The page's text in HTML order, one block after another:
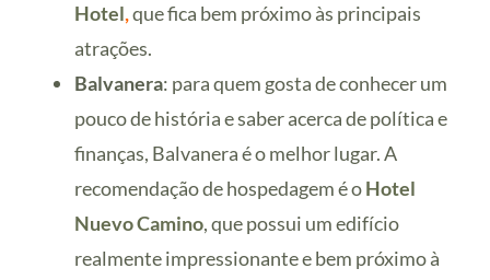
Hotel,que fica bem próximo às principais
atrações.
Balvanera: para quem gosta de conhecer um
pouco de história e saber acerca de política e
finanças, Balvanera é o melhor lugar. A
recomendação de hospedagem é oHotel
Nuevo Camino, que possui um edifício
realmente impressionante e bem próximo à